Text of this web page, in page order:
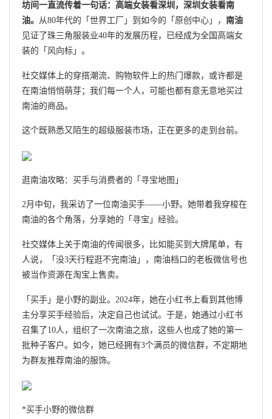
坊间一直流传着一句话：高端女装看深圳，深圳女装看南
油。 从80年代的「世界工厂」到如今的「原创中心」， 南油
见证了珠三角服装业40年的发展历程，已经成为全国高端女
装的「风向标」。
社交媒体上的穿搭潮流、购物软件上的热门爆款，或许都是
在南油悄悄萌芽；我们每一个人，可能也都有意无意地买过
南油的商品。
这个既熟悉又陌生的超级服装市场，正在更多的走到台前。
逛南油攻略：买手与消费者的「寻宝地图」
2月中旬，我采访了一位南油买手——小野。她带着我穿梭在
南油的各个角落，分享她的「寻宝」经验。
社交媒体上关于南油的传闻很多，比如能买到大牌尾单，有
人说，「没3天行程逛不完南油」，南油档口的老板微信号也
被当作资源在淘宝上售卖。
「买手」是小野的副业。2024年，她在小红书上看到其他博
主分享买手经验后，决定自己也试试。于是，她通过小红书
召集了10人，组织了一次南油之旅，这些人也成了她的第一
批种子客户。如今，她已经拥有3个满员的微信群，不定期地
为群友推荐南油的服饰。
*买手小野的微信群